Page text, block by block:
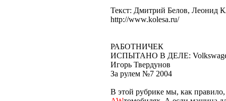
Текст: Дмитрий Белов, Леонид
http://www.kolesa.ru/
РАБОТНИЧЕК
ИСПЫТАНО В ДЕЛЕ:
Игорь Твердунов
За рулем №7 2004
В этой рубрике мы, как правило,